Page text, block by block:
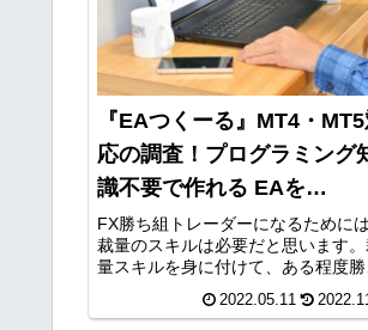
『EAつくーる』MT4・
応の調査！プログラミング
識不要で作れる EAを
GogoJungleが開発！
FX勝ち組トレーダーになるためには
裁量のスキルは必要だと思います
量スキルを身に付けて、ある程度勝
るようになったトレーダーは、次
階としてトレードの効率化を考え
2022.05.11